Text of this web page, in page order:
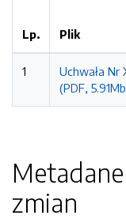
Lp. Plik
1
Uchwała Nr
(PDF,
zmian